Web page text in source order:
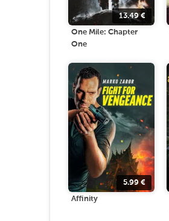
13.49€
One Mile: Chapter
One
5.99€
Affinity